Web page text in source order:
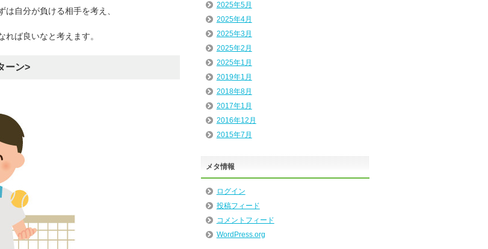
自分が負ける相手を考え、
ば良いなと考えます。
ーン>
2025年5月
2025年4月
2025年3月
2025年2月
2025年1月
2019年1月
2018年8月
2017年1月
2016年12月
2015年7月
メタ情報
ログイン
投稿フィード
コメントフィード
WordPress.org